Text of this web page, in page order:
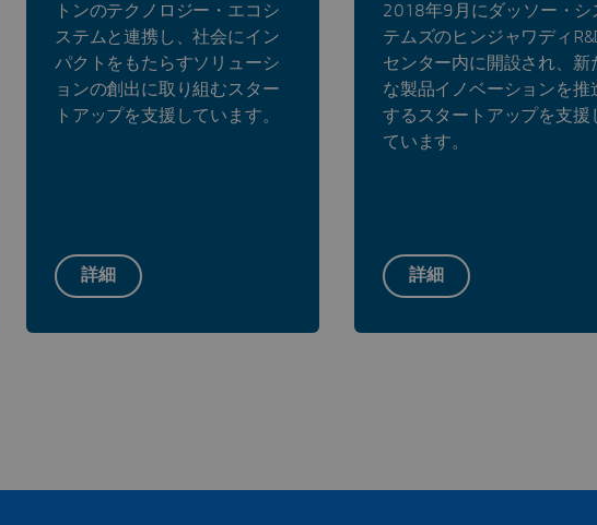
トンのテクノロジー・エコシ
ステムと連携し、社会にイン
パクトをもたらすソリューシ
ョンの創出に取り組むスター
トアップを支援しています。
詳細
2018年9月にダッソー・シ
テムズのヒンジャワディ
センター内に開設され、新
な製品イノベーションを推
するスタートアップを支援
ています。
詳細